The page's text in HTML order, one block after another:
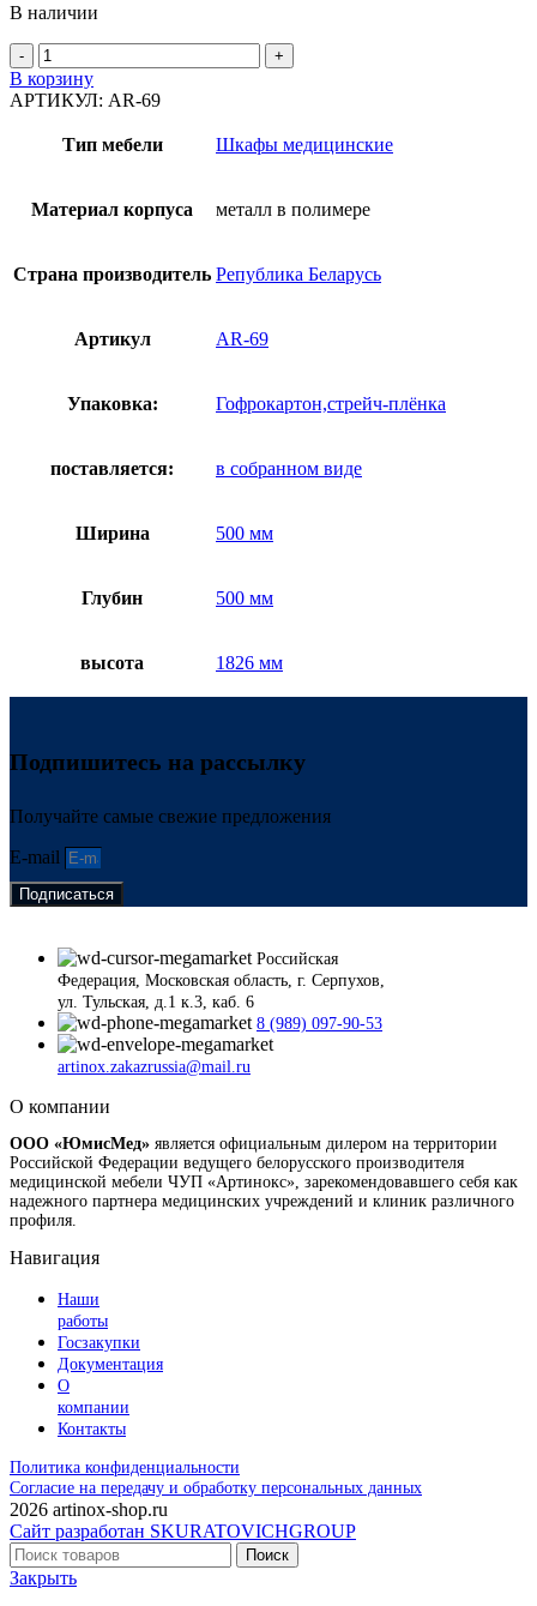
В наличии
Количество
товара
Шкаф
типа
В корзину
АРТИКУЛ: AR-69
Тип мебели Шкафы медицинские
Материал корпуса металл в полимере
Страна производитель Република Беларусь
Артикул AR-69
Упаковка: Гофрокартон,стрейч-плёнка
поставляется: в собранном виде
Ширина 500 мм
Глубин 500 мм
высота 1826 мм
Подпишитесь на рассылку
Получайте самые свежие предложения
E-mail
Подписаться
Российская
Федерация, Московская область, г. Серпухов,
ул. Тульская, д.1 к.3, каб. 6
8 (989) 097-90-53
artinox.zakazrussia@mail.ru
О компании
ООО «ЮмисМед» является официальным дилером на территории
Российской Федерации ведущего белорусского производителя
медицинской мебели ЧУП «Артинокс», зарекомендовавшего себя как
надежного партнера медицинских учреждений и клиник различного
профиля.
Навигация
Наши
работы
Госзакупки
Документация
О
компании
Контакты
Политика конфиденциальности
Согласие на передачу и обработку персональных данных
2026 artinox-shop.ru
Сайт разработан SKURATOVICHGROUP
Поиск
Закрыть